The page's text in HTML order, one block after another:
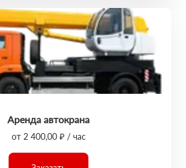
Аренда автокрана
от 2 400,00 ₽ / час